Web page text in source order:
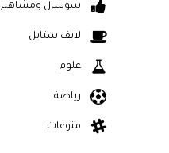
سوشال ومشاهير
لايف ستايل
علوم
رياضة
منوعات